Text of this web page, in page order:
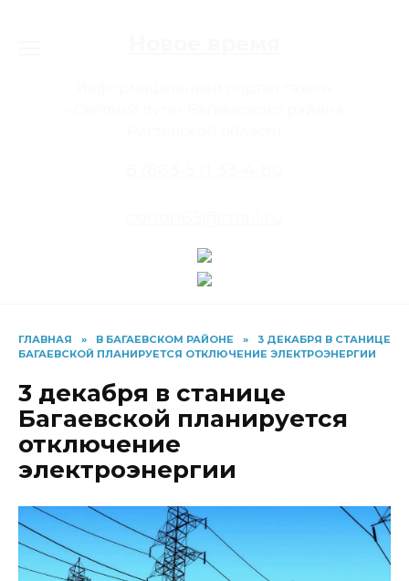
ГЛАВНАЯ » В БАГАЕВСКОМ РАЙОНЕ »
3 ДЕКАБРЯ В СТАНИЦЕ
БАГАЕВСКОЙ ПЛАНИРУЕТСЯ ОТКЛЮЧЕНИЕ ЭЛЕКТРОЭНЕРГИИ
3 декабря в станице
Багаевской планируется
отключение
электроэнергии